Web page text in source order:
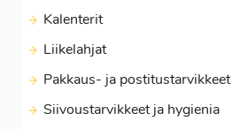
Kalenterit
Liikelahjat
Pakkaus- ja postitustarvikkeet
Siivoustarvikkeet ja hygienia